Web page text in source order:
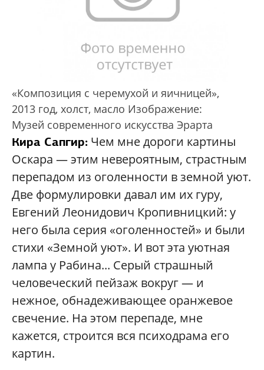
«Композиция с черемухой и яичницей»,
2013 год, холст, масло Изображение:
Музей современного искусства Эрарта
Кира Сапгир: Чем мне дороги картины
Оскара — этим невероятным, страстным
перепадом из оголенности в земной уют.
Две формулировки давал им их гуру,
Евгений Леонидович Кропивницкий: у
него была серия «оголенностей» и были
стихи «Земной уют». И вот эта уютная
лампа у Рабина... Серый страшный
человеческий пейзаж вокруг — и
нежное, обнадеживающее оранжевое
свечение. На этом перепаде, мне
кажется, строится вся психодрама его
картин.